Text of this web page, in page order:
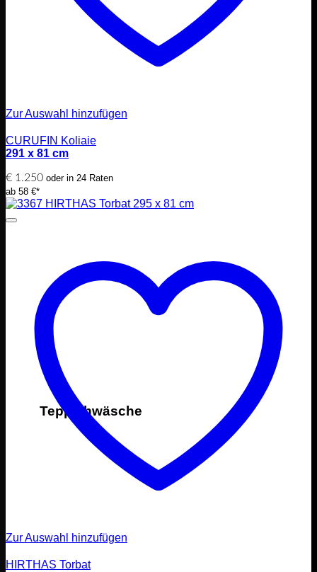
Teppichwäsche
Zur Auswahl hinzufügen
CURUFIN Koliaie
291 x 81 cm
€ 1.250 oder in 24 Raten
ab 58 €*
Zur Auswahl hinzufügen
HIRTHAS Torbat